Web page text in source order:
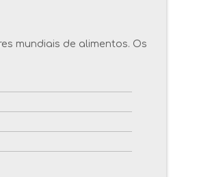
mundiais de alimentos. Os